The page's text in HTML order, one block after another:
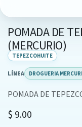
POMADA DE
(MERCURIO)
TEPEZCOHUITE
LÍNEA DROGUERIA
POMADA DE
$ 9.00